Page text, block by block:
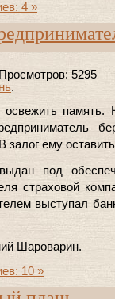
4 »
5295
.
память.
залог ему
под
страховой
выступал
Шароварин.
10 »